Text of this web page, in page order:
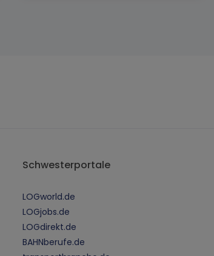
Schwesterportale
LOGworld.de
LOGjobs.de
LOGdirekt.de
BAHNberufe.de